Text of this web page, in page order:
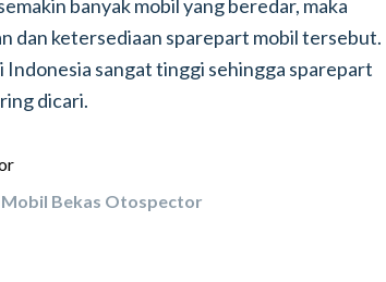
banyak mobil yang beredar, maka
dan ketersediaan sparepart mobil tersebut.
Indonesia sangat tinggi sehingga sparepart
dicari.
Mobil Bekas Otospector